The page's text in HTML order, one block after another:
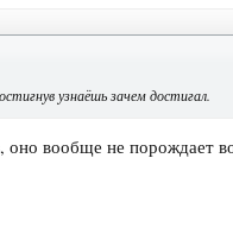
узнаёшь зачем достигал.
оно вообще не порождает